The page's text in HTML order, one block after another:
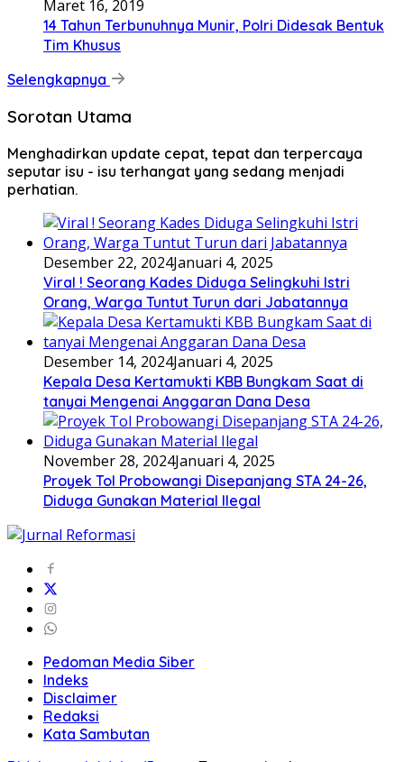
Maret 16, 2019
14 Tahun Terbunuhnya Munir, Polri Didesak Bentuk
Tim Khusus
Selengkapnya
Sorotan Utama
Menghadirkan update cepat, tepat dan terpercaya
seputar isu - isu terhangat yang sedang menjadi
perhatian.
Desember 22, 2024Januari 4, 2025
Viral ! Seorang Kades Diduga Selingkuhi Istri
Orang, Warga Tuntut Turun dari Jabatannya
Desember 14, 2024Januari 4, 2025
Kepala Desa Kertamukti KBB Bungkam Saat di
tanyai Mengenai Anggaran Dana Desa
November 28, 2024Januari 4, 2025
Proyek Tol Probowangi Disepanjang STA 24-26,
Diduga Gunakan Material Ilegal
Pedoman Media Siber
Indeks
Disclaimer
Redaksi
Kata Sambutan